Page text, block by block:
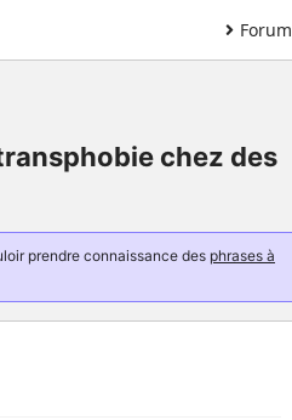
Forum
chez des
prendre connaissance des phrases à